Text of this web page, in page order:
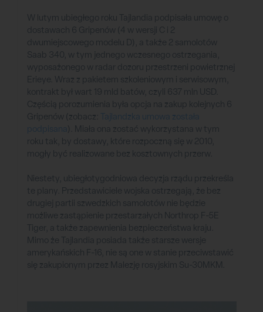
W lutym ubiegłego roku Tajlandia podpisała umowę o
dostawach 6 Gripenów (4 w wersji C i 2
dwumiejscowego modelu D), a także 2 samolotów
Saab 340, w tym jednego wczesnego ostrzegania,
wyposażonego w radar dozoru przestrzeni powietrznej
Erieye. Wraz z pakietem szkoleniowym i serwisowym,
kontrakt był wart 19 mld batów, czyli 637 mln USD.
Częścią porozumienia była opcja na zakup kolejnych 6
Gripenów (zobacz: Tajlandzka umowa została
podpisana ). Miała ona zostać wykorzystana w tym
roku tak, by dostawy, które rozpoczną się w 2010,
mogły być realizowane bez kosztownych przerw.
Niestety, ubiegłotygodniowa decyzja rządu przekreśla
te plany. Przedstawiciele wojska ostrzegają, że bez
drugiej partii szwedzkich samolotów nie będzie
możliwe zastąpienie przestarzałych Northrop F-5E
Tiger, a także zapewnienia bezpieczeństwa kraju.
Mimo że Tajlandia posiada także starsze wersje
amerykańskich F-16, nie są one w stanie przeciwstawić
się zakupionym przez Malezję rosyjskim Su-30MKM.